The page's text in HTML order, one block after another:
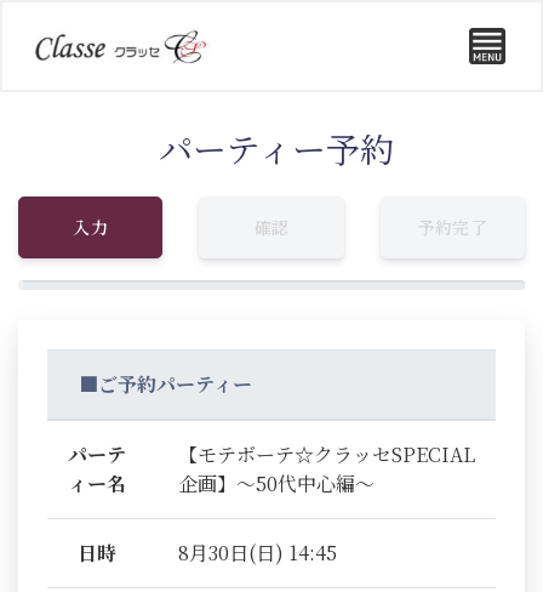
パーティー予約
入力 確認 予約完了
■ご予約パーティー
パーテ
ィー名
【モテボーテ☆クラッセSPECIAL
企画】～50代中心編～
日時 8月30日(日) 14:45